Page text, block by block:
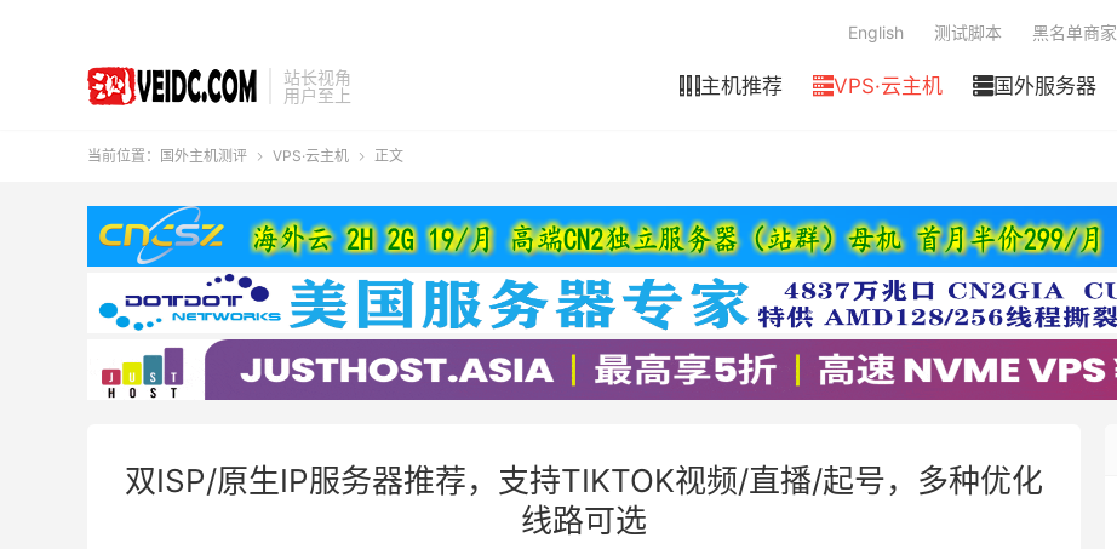
站长视角
用户至上
主机推荐 VPS·云主机 国外服务器
English 测试脚本 黑名单商家
当前位置： 国外主机测评  VPS·云主机  正文
双ISP/原生IP服务器推荐，支持TIKTOK视频/直播/起号，多种优化
线路可选